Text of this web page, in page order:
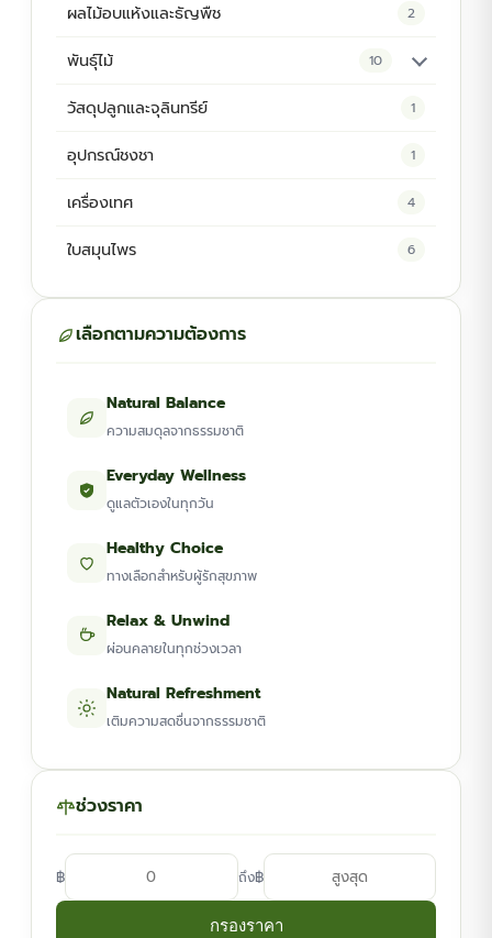
ผลไม้อบแห้งและธัญพืช 2
พันธุ์ไม้ 10
ต้นพันธุ์สมุนไพร 5
วัสดุปลูกและจุลินทรีย์ 1
อุปกรณ์ชงชา 1
เครื่องเทศ 4
ใบสมุนไพร 6
เลือกตามความต้องการ
Natural Balance
ความสมดุลจากธรรมชาติ
Everyday Wellness
ดูแลตัวเองในทุกวัน
Healthy Choice
ทางเลือกสำหรับผู้รักสุขภาพ
Relax & Unwind
ผ่อนคลายในทุกช่วงเวลา
Natural Refreshment
เติมความสดชื่นจากธรรมชาติ
ช่วงราคา
฿ ถึง฿
กรองราคา